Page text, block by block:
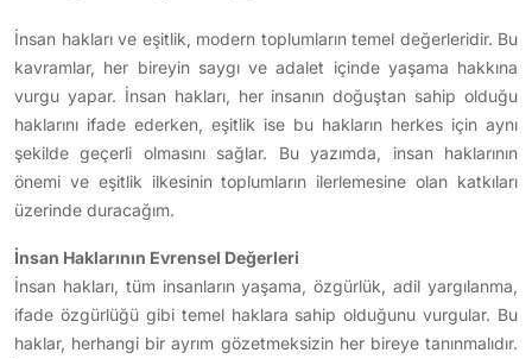
İnsan hakları ve eşitlik, modern toplumların temel değerleridir. Bu
kavramlar, her bireyin saygı ve adalet içinde yaşama hakkına
vurgu yapar. İnsan hakları, her insanın doğuştan sahip olduğu
haklarını ifade ederken, eşitlik ise bu hakların herkes için aynı
şekilde geçerli olmasını sağlar. Bu yazımda, insan haklarının
önemi ve eşitlik ilkesinin toplumların ilerlemesine olan katkıları
üzerinde duracağım.
İnsan Haklarının Evrensel Değerleri
İnsan hakları, tüm insanların yaşama, özgürlük, adil yargılanma,
ifade özgürlüğü gibi temel haklara sahip olduğunu vurgular. Bu
haklar, herhangi bir ayrım gözetmeksizin her bireye tanınmalıdır.